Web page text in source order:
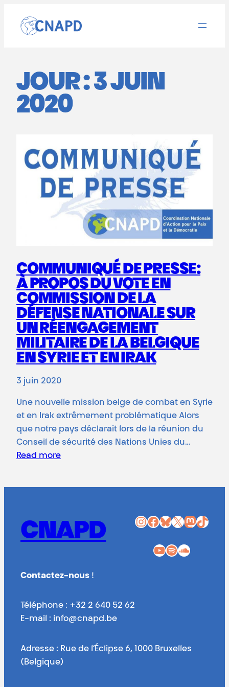
contenu
JOUR :3 JUIN
2020
COMMUNIQUÉ DE PRESSE:
À PROPOS DU VOTE EN
COMMISSION DE LA
DÉFENSE NATIONALE SUR
UN RÉENGAGEMENT
MILITAIRE DE LA BELGIQUE
EN SYRIE ET EN IRAK
3 juin 2020
Une nouvelle mission belge de combat en Syrie
et en Irak extrêmement problématique Alors
que notre pays déclarait lors de la réunion du
Conseil de sécurité des Nations Unies du…
Read more
CNAPD InstagramFacebook Bluesky X Mastodon TikTok
YouTube Spotify SoundCloud
Contactez-nous !
Téléphone : +32 2 640 52 62
E-mail : info@cnapd.be
Adresse : Rue de l’Éclipse 6, 1000 Bruxelles
(Belgique)